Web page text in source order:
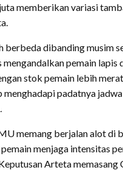
memberikan variasi
berbeda dibanding musim
mengandalkan pemain lapis
stok pemain lebih
menghadapi padatnya
memang berjalan alot di
menjaga intensitas
Arteta memasang